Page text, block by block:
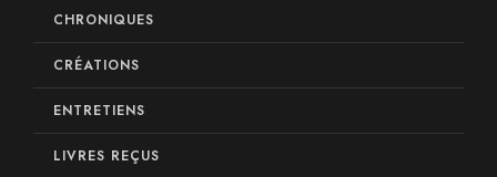
CHRONIQUES
CRÉATIONS
ENTRETIENS
LIVRES REÇUS